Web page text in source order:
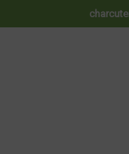
Panneau de gestion